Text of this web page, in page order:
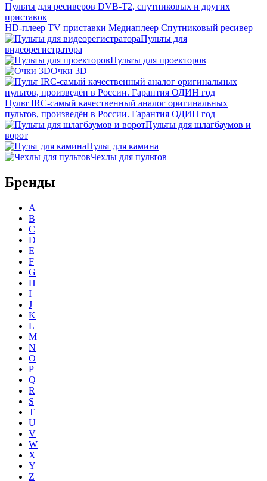
Пульты для ресиверов DVB-T2, спутниковых и других
приставок
HD-плеер TV приставки Медиаплеер Спутниковый ресивер
Пульты для
видеорегистратора
Пульты для проекторов
Очки 3D
Пульт IRC-самый качественный аналог оригинальных
пультов, произведён в России. Гарантия ОДИН год
Пульты для шлагбаумов и
ворот
Пульт для камина
Чехлы для пультов
Бренды
A
B
C
D
E
F
G
H
I
J
K
L
M
N
O
P
Q
R
S
T
U
V
W
X
Y
Z